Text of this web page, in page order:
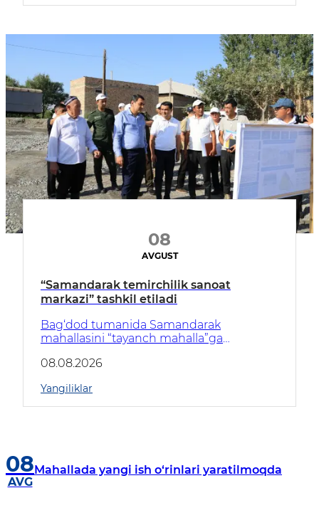
08
AVGUST
“Samandarak temirchilik sanoat
markazi” tashkil etiladi
Bag‘dod tumanida Samandarak
mahallasini “tayanch mahalla”ga
kompleks rivojlantirish va aholi bandligini
amalga oshirilmoqda.
08.08.2026
Yangiliklar
08
AVG
Mahallada yangi ish o‘rinlari yaratilmoqda